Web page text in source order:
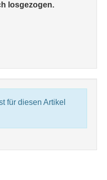
losgezogen.
für diesen Artikel